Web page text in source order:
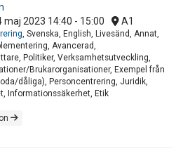
maj 2023 14:40 - 15:00 A1
, Svenska, English, Livesänd, Annat,
Avancerad,
Politiker, Verksamhetsutveckling,
Brukarorganisationer, Exempel från
dåliga), Personcentrering, Juridik,
Informationssäkerhet, Etik